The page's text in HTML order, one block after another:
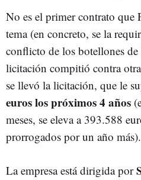
No es el primer contrato que
tema (en concreto, se la
conflicto de los botellones de
licitación compitió contra
se llevó la licitación, que le
euros los próximos 4 años
meses, se eleva a 393.588
prorrogados por un año más).
La empresa está dirigida por